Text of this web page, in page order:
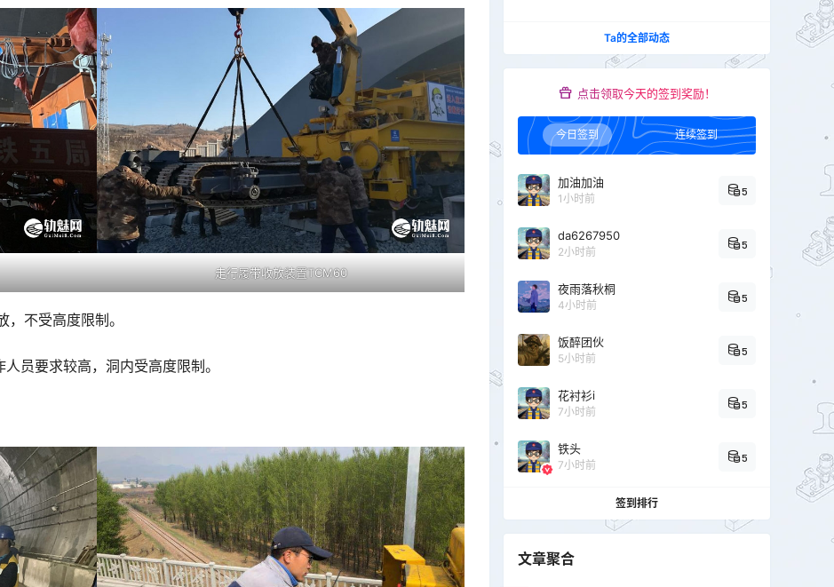
走行履带收放装置TCM60
不受高度限制。
员要求较高，洞内受高度限制。
Ta的全部动态
点击领取今天的签到奖励！
今日签到 连续签到
加油加油
1小时前
5
da6267950
2小时前
5
夜雨落秋桐
4小时前
5
饭醉团伙
5小时前
5
花衬衫i
7小时前
5
铁头
7小时前
5
签到排行
文章聚合